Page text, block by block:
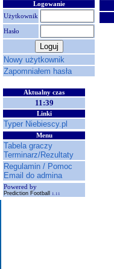
Logowanie
Użytkownik
Hasło
Nowy użytkownik
Zapomniałem hasła
Aktualny czas
11:39
Linki
Typer Niebiescy.pl
Menu
Tabela graczy
Terminarz/Rezultaty
Regulamin / Pomoc
Email do admina
Powered by
Prediction Football 1.11